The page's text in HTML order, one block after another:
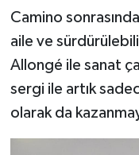
Camino
aile ve
Allongé ile sanat
sergi ile artık
olarak da